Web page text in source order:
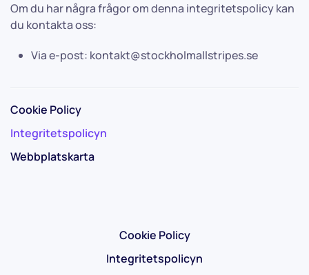
Om du har några frågor om denna integritetspolicy kan
du kontakta oss:
Via e-post: kontakt@stockholmallstripes.se
Cookie Policy
Integritetspolicyn
Webbplatskarta
Cookie Policy
Integritetspolicyn